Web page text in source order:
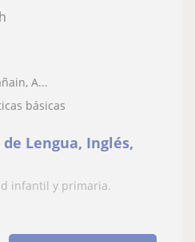
A...
básicas
Lengua, Inglés,
infantil y primaria.